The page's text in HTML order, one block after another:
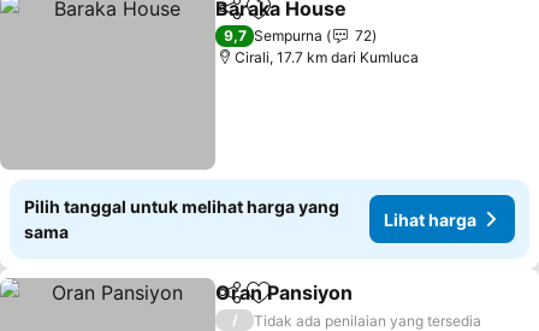
BagikanTambahkan ke favorit
Baraka House
9,7 Sempurna
72
Cirali, 17.7 km dari Kumluca
Pilih tanggal untuk melihat harga yang
sama
Lihat harga
BagikanTambahkan ke favorit
Oran Pansiyon
/
Tidak ada penilaian yang tersedia